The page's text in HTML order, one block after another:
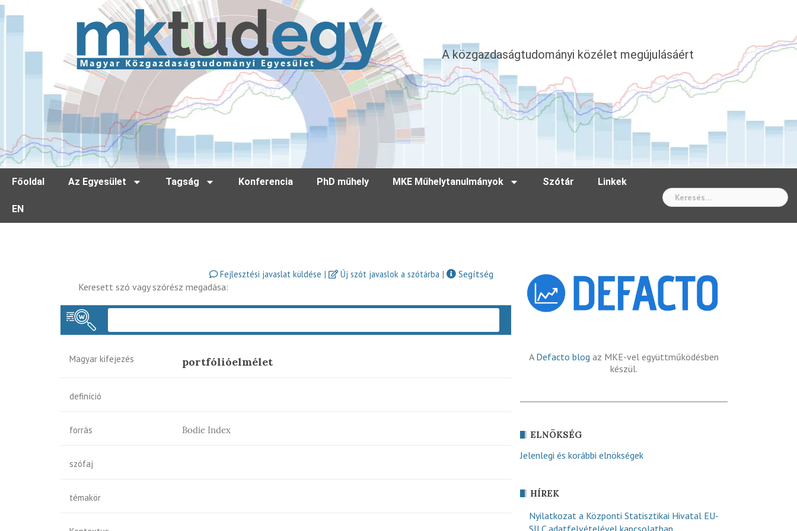
A közgazdaságtudományi közélet megújulásáért
Főoldal Az Egyesület Tagság Konferencia PhD műhely MKE Műhelytanulmányok Szótár Linkek
EN
Fejlesztési javaslat küldése | Új szót javaslok a szótárba |
Segítség
Keresett szó vagy szórész megadása:
Magyar kifejezés portfólióelmélet
definíció
forrás Bodie Index
szófaj
témakör
A Defacto blog az MKE-vel együttműködésben
készül.
ELNÖKSÉG
Jelenlegi és korábbi elnökségek
HÍREK
Nyilatkozat a Központi Statisztikai Hivatal EU-
SILC adatfelvételével kapcsolatban